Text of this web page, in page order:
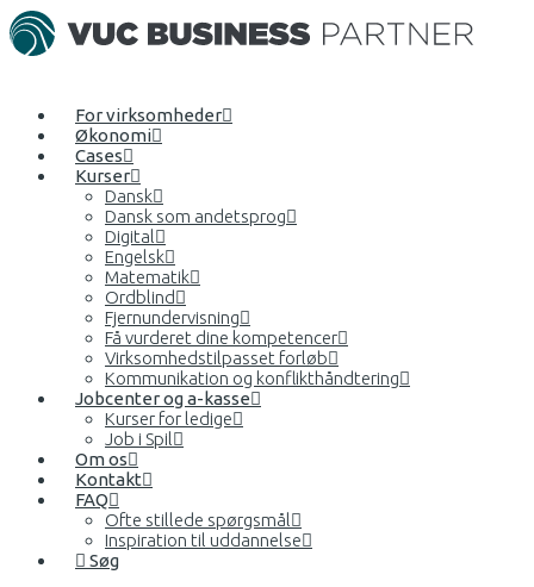
For virksomheder
Økonomi
Cases
Kurser
Dansk
Dansk som andetsprog
Digital
Engelsk
Matematik
Ordblind
Fjernundervisning
Få vurderet dine kompetencer
Virksomhedstilpasset forløb
Kommunikation og konflikthåndtering
Jobcenter og a-kasse
Kurser for ledige
Job i Spil
Om os
Kontakt
FAQ
Ofte stillede spørgsmål
Inspiration til uddannelse
Søg